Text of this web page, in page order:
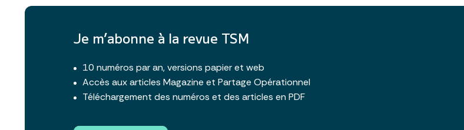
Je m’abonne à la revue TSM
10 numéros par an, versions papier et web
Accès aux articles Magazine et Partage Opérationnel
Téléchargement des numéros et des articles en PDF